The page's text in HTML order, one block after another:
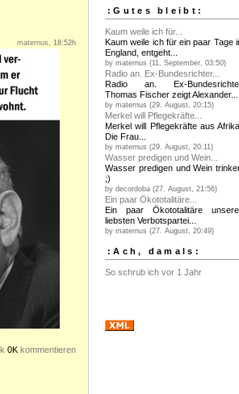
maternus, 18:52h
0K kommentieren
:Gutes bleibt:
Kaum weile ich für...
Kaum weile ich für ein paar Tage
England, entgeht...
by maternus (11. September, 03:50)
Radio an. Ex-Bundesrichter...
Radio an. Ex-
Thomas Fischer zeigt Alexander...
by maternus (29. August, 20:15)
Merkel will Pflegekräfte...
Merkel will Pflegekräfte aus Afrika.
Die Frau...
by maternus (29. August, 20:11)
Wasser predigen und Wein...
Wasser predigen und Wein
;)
by decordoba (27. August, 21:56)
Ein paar Ökototalitäre...
Ein paar Ökototalitäre
liebsten Verbotspartei...
by maternus (27. August, 20:49)
:Ach, damals:
So schrub ich vor 1 Jahr